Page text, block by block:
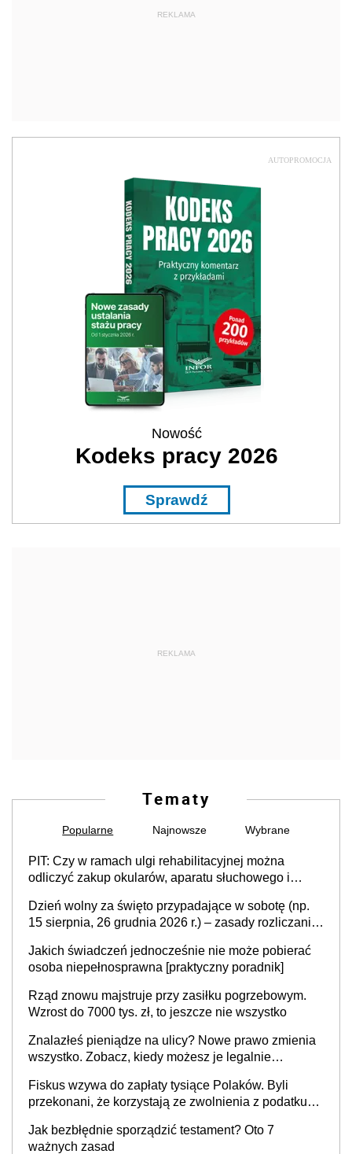
REKLAMA
AUTOPROMOCJA
Nowość
Kodeks pracy 2026
Sprawdź
REKLAMA
Tematy
Popularne Najnowsze Wybrane
PIT: Czy w ramach ulgi rehabilitacyjnej można
odliczyć zakup okularów, aparatu słuchowego i
Dzień wolny za święto przypadające w sobotę (np.
15 sierpnia, 26 grudnia 2026 r.) – zasady rozliczania
i administracja publiczna), najczęstsze pytania
Jakich świadczeń jednocześnie nie może pobierać
osoba niepełnosprawna [praktyczny poradnik]
Rząd znowu majstruje przy zasiłku pogrzebowym.
Wzrost do 7000 tys. zł, to jeszcze nie wszystko
Znalazłeś pieniądze na ulicy? Nowe prawo zmienia
wszystko. Zobacz, kiedy możesz je legalnie
Fiskus wzywa do zapłaty tysiące Polaków. Byli
przekonani, że korzystają ze zwolnienia z podatku
Jak bezbłędnie sporządzić testament? Oto 7
ważnych zasad